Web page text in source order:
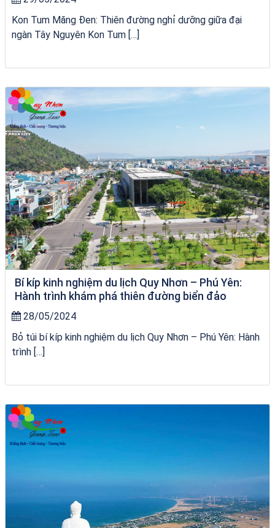
Kon Tum Măng Đen: Thiên đường nghỉ dưỡng giữa đại
ngàn Tây Nguyên Kon Tum […]
City Tour Quy Nhơn
Bí kíp kinh nghiệm du lịch Quy Nhơn – Phú Yên:
Hành trình khám phá thiên đường biển đảo
28/05/2024
Bỏ túi bí kíp kinh nghiệm du lịch Quy Nhơn – Phú Yên: Hành
trình […]